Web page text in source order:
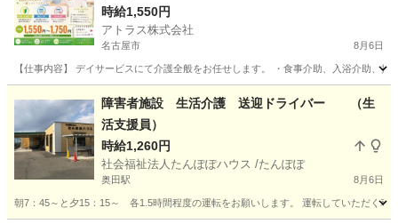
時給1,550円
アトラス株式会社
名古屋市 8月6日
【仕事内容】 デイサービスにて介護全般をお任せします。 ・食事介助、入浴介助、
介護
障害者施設 生活介護 送迎ドライバー （生
活支援員）
時給1,260円
社会福祉法人たんぽぽハウス /たんぽぽ
奥田駅 8月6日
朝7：45～と夕15：15～ 各1.5時間程度の運転をお願いします。 運転していただく